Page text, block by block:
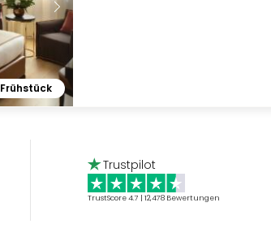
Frühstück
Trustpilot
TrustScore 4.7 | 12,478 Bewertungen